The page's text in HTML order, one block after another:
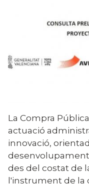
navegación
La Compra
actuació
innovació,
des del costat de
l'instrument de la